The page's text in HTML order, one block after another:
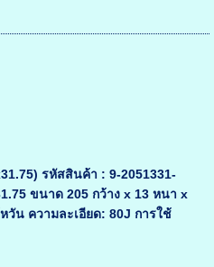
รหัสสินค้า : 9-2051331-
ขนาด 205 กว้าง x 13 หนา x
วัน ความละเอียด: 80J การใช้